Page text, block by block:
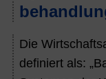
Die
definiert als: